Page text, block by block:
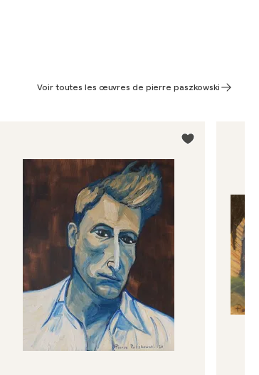
Voir toutes les œuvres de pierre paszkowski